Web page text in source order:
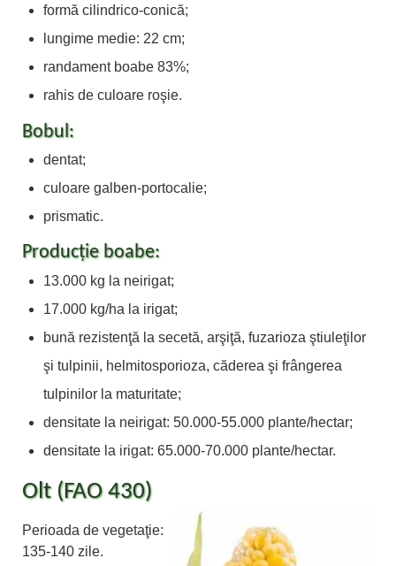
formă cilindrico-conică;
lungime medie: 22 cm;
randament boabe 83%;
rahis de culoare roşie.
Bobul:
dentat;
culoare galben-portocalie;
prismatic.
Producţie boabe:
13.000 kg la neirigat;
17.000 kg/ha la irigat;
bună rezistenţă la secetă, arşiţă, fuzarioza ştiuleţilor
şi tulpinii, helmitosporioza, căderea şi frângerea
tulpinilor la maturitate;
densitate la neirigat: 50.000-55.000 plante/hectar;
densitate la irigat: 65.000-70.000 plante/hectar.
Olt (FAO 430)
Perioada de vegetaţie:
135-140 zile.